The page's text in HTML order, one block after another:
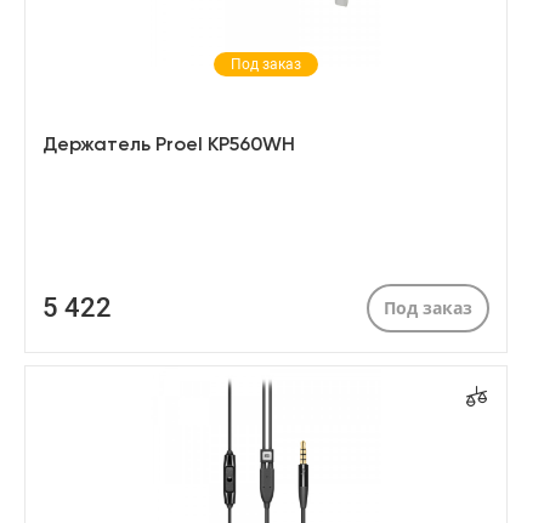
Под заказ
Держатель Proel KP560WH
5 422 Под заказ